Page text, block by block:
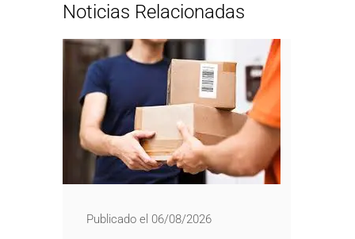
Noticias Relacionadas
Publicado el 06/08/2026